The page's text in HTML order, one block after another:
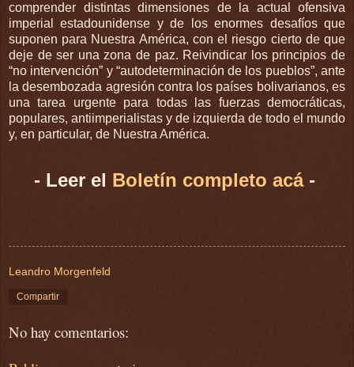
comprender distintas dimensiones de la actual ofensiva
imperial estadounidense y de los enormes desafíos que
suponen para Nuestra América, con el riesgo cierto de que
deje de ser una zona de paz. Reivindicar los principios de
“no intervención” y “autodeterminación de los pueblos”, ante
la desembozada agresión contra los países bolivarianos, es
una tarea urgente para todas las fuerzas democráticas,
populares, antiimperialistas y de izquierda de todo el mundo
y, en particular, de Nuestra América.
- Leer el Boletín completo acá-
Leandro Morgenfeld
Compartir
No hay comentarios: